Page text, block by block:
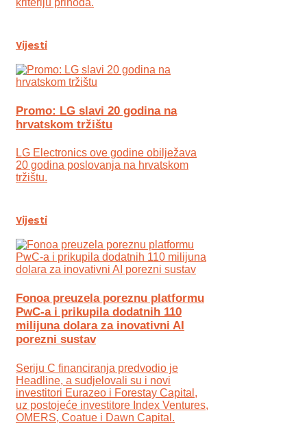
kriteriju prihoda.
Vijesti
Promo: LG slavi 20 godina na
hrvatskom tržištu
LG Electronics ove godine obilježava
20 godina poslovanja na hrvatskom
tržištu.
Vijesti
Fonoa preuzela poreznu platformu
PwC-a i prikupila dodatnih 110
milijuna dolara za inovativni AI
porezni sustav
Seriju C financiranja predvodio je
Headline, a sudjelovali su i novi
investitori Eurazeo i Forestay Capital,
uz postojeće investitore Index Ventures,
OMERS, Coatue i Dawn Capital.